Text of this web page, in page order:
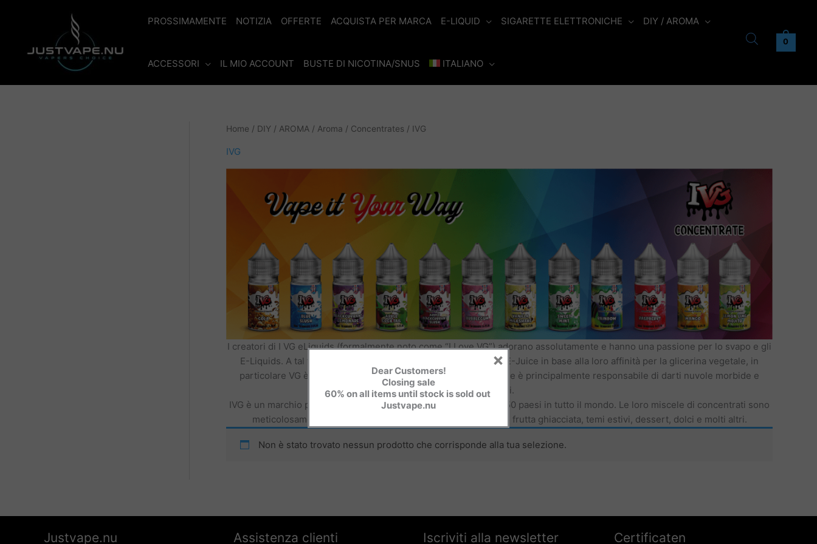
PROSSIMAMENTE NOTIZIA OFFERTE ACQUISTA PER MARCA E-LIQUID SIGARETTE ELETTRONICHE DIY / AROMA
ACCESSORI IL MIO ACCOUNT BUSTE DI NICOTINA/SNUS ITALIANO
0
Home / DIY / AROMA / Aroma / Concentrates / IVG
IVG
I creatori di I VG eLiquids (formalmente noto come “I Love VG”) adorano assolutamente e hanno una passione per lo svapo e gli
E-Liquids. A tal fine, hanno deciso di nominare il loro marchio E-Juice in base alla loro affinità per la glicerina vegetale, in
particolare VG è l’ingrediente principale di qualsiasi ELiquid, che è principalmente responsabile di darti nuvole morbide e
grandi.
IVG è un marchio premiato a livello mondiale disponibile in oltre 50 paesi in tutto il mondo. Le loro miscele di concentrati sono
meticolosamente fatte a mano per tutti i gusti che includono frutta ghiacciata, temi estivi, dessert, dolci e molti altri.
Non è stato trovato nessun prodotto che corrisponde alla tua selezione.
Justvape.nu Assistenza clienti Iscriviti alla newsletter Certificaten
Dear Customers!
Closing sale
60% on all items until stock is sold out
Justvape.nu
×